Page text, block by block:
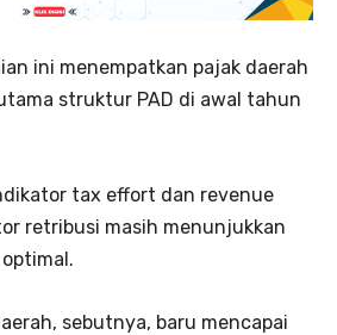
ini menempatkan pajak daerah
struktur PAD di awal tahun
tax effort dan revenue
retribusi masih menunjukkan
sebutnya, baru mencapai